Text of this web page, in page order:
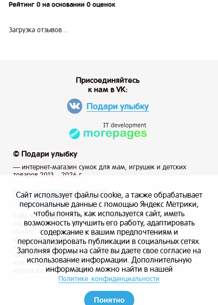
Рейтинг 0 на основании 0 оценок
Загрузка отзывов...
© Подари улыбку
— интернет-магазин сумок для мам, игрушек и детских
товаров 2013 – 2026 г.
Присоединяйтесь
к нам в VK:
Подари улыбку
Политика конфиденциальности
Публичная оферта
Сайт использует файлы cookie, а также обрабатывает
персональные данные с помощью Яндекс Метрики, чтобы
понять, как используется сайт, и иметь возможность
улучшить его работу, адаптировать содержание к вашим
предпочтениям и персонализировать рекламу, маркетинг и
публикации в социальных сетях. Заполняя формы на сайте
или отправляя заказ вы даете свое согласие на
использование информации.
Сайт использует файлы cookie, а также обрабатывает
персональные данные с помощью Яндекс Метрики,
чтобы понять, как используется сайт, иметь
возможность улучшить его работу, адаптировать
содержание к вашим предпочтениям и
персонализировать публикации в социальных сетях.
Заполняя формы на сайте вы даете свое согласие на
использование информации. Дополнительную
информацию можно найти в нашей
Политике конфиденциальности
Понятно